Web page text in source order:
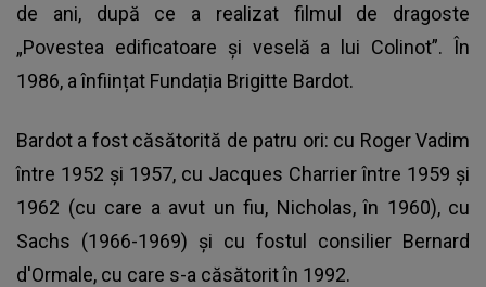
de ani, după ce a realizat filmul de dragoste
„Povestea edificatoare și veselă a lui Colinot”. În
1986, a înființat Fundația Brigitte Bardot.
Bardot a fost căsătorită de patru ori: cu Roger Vadim
între 1952 și 1957, cu Jacques Charrier între 1959 și
1962 (cu care a avut un fiu, Nicholas, în 1960), cu
Sachs (1966-1969) și cu fostul consilier Bernard
d'Ormale, cu care s-a căsătorit în 1992.